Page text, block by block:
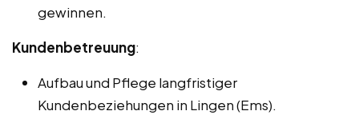
gewinnen.
Kundenbetreuung:
Aufbau und Pflege langfristiger
Kundenbeziehungen in Lingen (Ems).